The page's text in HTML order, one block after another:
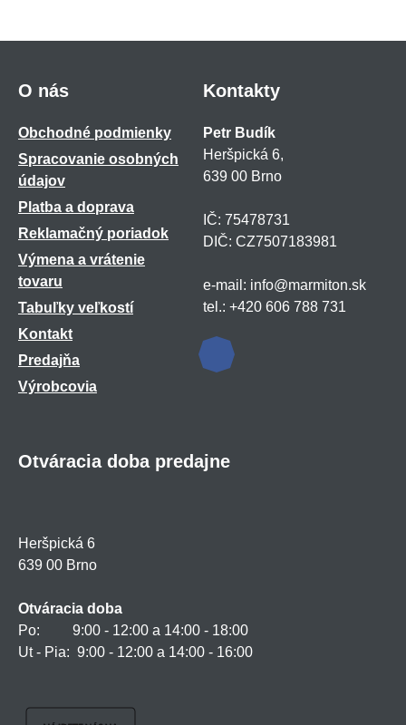
O nás
Obchodné podmienky
Spracovanie osobných
údajov
Platba a doprava
Reklamačný poriadok
Výmena a vrátenie
tovaru
Tabuľky veľkostí
Kontakt
Predajňa
Výrobcovia
Kontakty
Petr Budík
Heršpická 6,
639 00 Brno
IČ: 75478731
DIČ: CZ7507183981
e-mail: info@marmiton.sk
tel.: +420 606 788 731
Otváracia doba predajne
Heršpická 6
639 00 Brno
Otváracia doba
Po: 9:00 - 12:00 a 14:00 - 18:00
Ut - Pia: 9:00 - 12:00 a 14:00 - 16:00